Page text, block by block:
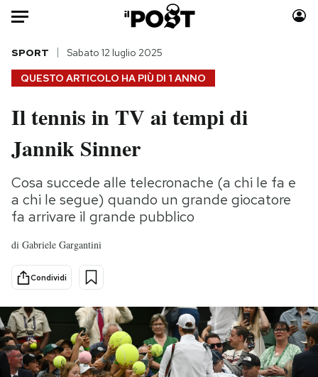
Auto
HOME
Italia
Politica
Tecnologia
Internet
Scienza
Cultura
Economia
Sport
Moda
Storie/Idee
Ok Boomer!
Media
PODCAST
QUESTO ARTICOLO HA PIÙ DI 1 ANNO
SPORT Sabato 12 luglio 2025
Il tennis in TV ai tempi di
Jannik Sinner
Cosa succede alle telecronache (a chi le fa e
a chi le segue) quando un grande giocatore
fa arrivare il grande pubblico
di Gabriele Gargantini
Condividi